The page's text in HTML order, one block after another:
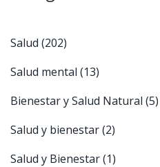
Salud (202)
Salud mental (13)
Bienestar y Salud Natural (5)
Salud y bienestar(2)
Salud y Bienestar(1)